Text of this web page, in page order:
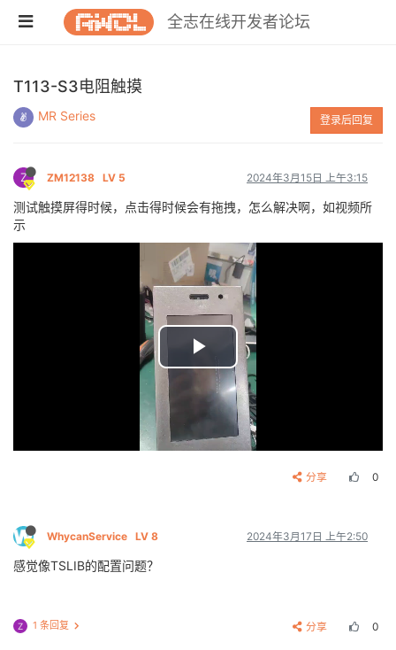
全志在线开发者论坛
T113-S3电阻触摸
MR Series 登录后回复
Z ZM12138 LV 5 2024年3月15日 上午3:15
测试触摸屏得时候，点击得时候会有拖拽，怎么解决啊，如视频所
示
分享 0
WhycanService LV 8 2024年3月17日 上午2:50
感觉像TSLIB的配置问题？
Z 1 条回复 分享 0